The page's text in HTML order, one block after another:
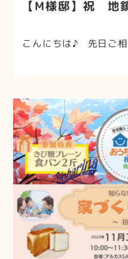
【M様邸】祝 地
こんにちは♪ 先日ご